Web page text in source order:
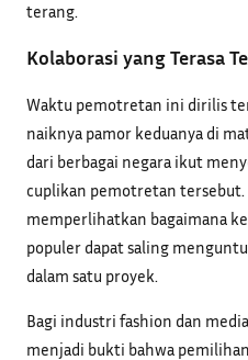
terang.
Kolaborasi yang Terasa
Waktu pemotretan ini dirilis
naiknya pamor keduanya di
dari berbagai negara ikut
cuplikan pemotretan tersebut.
memperlihatkan bagaimana
populer dapat saling
dalam satu proyek.
Bagi industri fashion dan
menjadi bukti bahwa